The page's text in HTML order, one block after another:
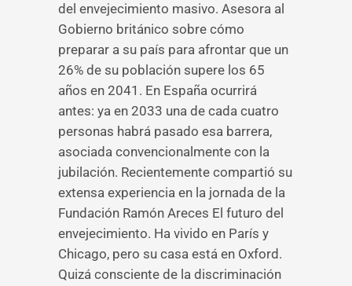
del envejecimiento masivo. Asesora al
Gobierno británico sobre cómo
preparar a su país para afrontar que un
26% de su población supere los 65
años en 2041. En España ocurrirá
antes: ya en 2033 una de cada cuatro
personas habrá pasado esa barrera,
asociada convencionalmente con la
jubilación. Recientemente compartió su
extensa experiencia en la jornada de la
Fundación Ramón Areces El futuro del
envejecimiento. Ha vivido en París y
Chicago, pero su casa está en Oxford.
Quizá consciente de la discriminación